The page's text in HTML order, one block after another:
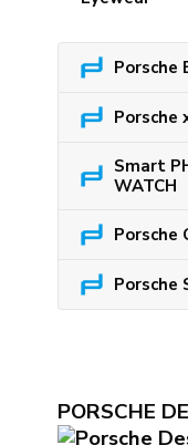
Porsche
Porsche
Smart
WATCH
Porsche
Porsche
PORSCHE